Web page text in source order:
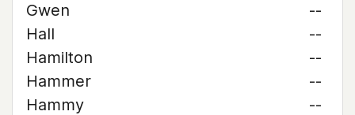
Gwen
--
Hall
--
Hamilton
--
Hammer
--
Hammy
--